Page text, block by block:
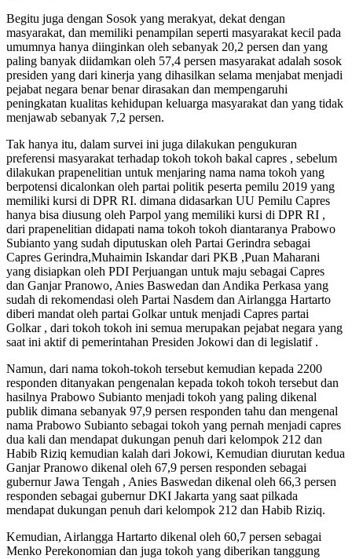
Begitu juga dengan Sosok yang merakyat, dekat dengan
masyarakat, dan memiliki penampilan seperti masyarakat kecil pada
umumnya hanya diinginkan oleh sebanyak 20,2 persen dan yang
paling banyak diidamkan oleh 57,4 persen masyarakat adalah sosok
presiden yang dari kinerja yang dihasilkan selama menjabat menjadi
pejabat negara benar benar dirasakan dan mempengaruhi
peningkatan kualitas kehidupan keluarga masyarakat dan yang tidak
menjawab sebanyak 7,2 persen.
Tak hanya itu, dalam survei ini juga dilakukan pengukuran
preferensi masyarakat terhadap tokoh tokoh bakal capres , sebelum
dilakukan prapenelitian untuk menjaring nama nama tokoh yang
berpotensi dicalonkan oleh partai politik peserta pemilu 2019 yang
memiliki kursi di DPR RI. dimana didasarkan UU Pemilu Capres
hanya bisa diusung oleh Parpol yang memiliki kursi di DPR RI ,
dari prapenelitian didapati nama tokoh tokoh diantaranya Prabowo
Subianto yang sudah diputuskan oleh Partai Gerindra sebagai
Capres Gerindra,Muhaimin Iskandar dari PKB ,Puan Maharani
yang disiapkan oleh PDI Perjuangan untuk maju sebagai Capres
dan Ganjar Pranowo, Anies Baswedan dan Andika Perkasa yang
sudah di rekomendasi oleh Partai Nasdem dan Airlangga Hartarto
diberi mandat oleh partai Golkar untuk menjadi Capres partai
Golkar , dari tokoh tokoh ini semua merupakan pejabat negara yang
saat ini aktif di pemerintahan Presiden Jokowi dan di legislatif .
Namun, dari nama tokoh-tokoh tersebut kemudian kepada 2200
responden ditanyakan pengenalan kepada tokoh tokoh tersebut dan
hasilnya Prabowo Subianto menjadi tokoh yang paling dikenal
publik dimana sebanyak 97,9 persen responden tahu dan mengenal
nama Prabowo Subianto sebagai tokoh yang pernah menjadi capres
dua kali dan mendapat dukungan penuh dari kelompok 212 dan
Habib Riziq kemudian kalah dari Jokowi, Kemudian diurutan kedua
Ganjar Pranowo dikenal oleh 67,9 persen responden sebagai
gubernur Jawa Tengah , Anies Baswedan dikenal oleh 66,3 persen
responden sebagai gubernur DKI Jakarta yang saat pilkada
mendapat dukungan penuh dari kelompok 212 dan Habib Riziq.
Kemudian, Airlangga Hartarto dikenal oleh 60,7 persen sebagai
Menko Perekonomian dan juga tokoh yang diberikan tanggung